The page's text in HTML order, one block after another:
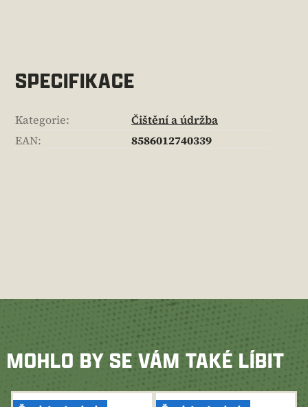
SPECIFIKACE
Kategorie:
Čištění a údržba
EAN: 8586012740339
MOHLO BY SE VÁM TAKÉ LÍBIT